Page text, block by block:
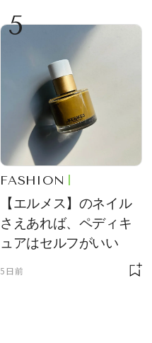
5
FASHION
【エルメス】のネイル
さえあれば、ペディキ
ュアはセルフがいい
5日前